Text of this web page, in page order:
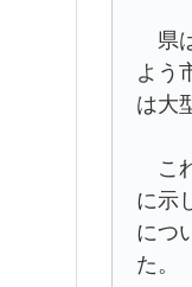
県
よう
は大
こ
に示
につ
た。